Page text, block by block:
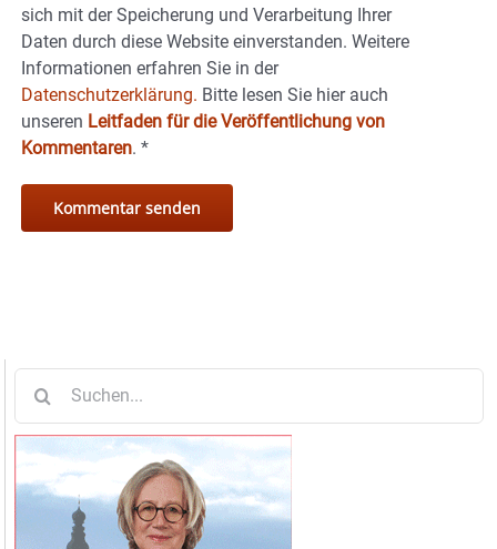
sich mit der Speicherung und Verarbeitung Ihrer
Daten durch diese Website einverstanden. Weitere
Informationen erfahren Sie in der
Datenschutzerklärung. Bitte lesen Sie hier auch
unseren Leitfaden für die Veröffentlichung von
Kommentaren. *
nach: